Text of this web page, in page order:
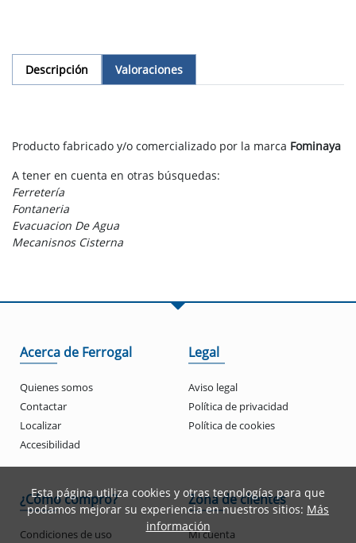
Descripción Valoraciones
Producto fabricado y/o comercializado por la marca Fominaya
A tener en cuenta en otras búsquedas:
Ferretería
Fontaneria
Evacuacion De Agua
Mecanisnos Cisterna
Acerca de Ferrogal
Quienes somos
Contactar
Localizar
Accesibilidad
Legal
Aviso legal
Política de privacidad
Política de cookies
¿Cómo compro?
Condiciones de uso
Zona de clientes
Mi cuenta
Esta página utiliza cookies y otras tecnologías para que
podamos mejorar su experiencia en nuestros sitios: Más
información